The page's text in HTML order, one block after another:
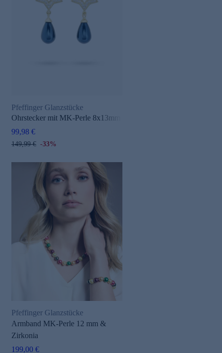
Pfeffinger Glanzstücke
Ohrstecker mit MK-Perle 8x13mm
99,98 €
149,99 € -33%
Pfeffinger Glanzstücke
Armband MK-Perle 12 mm &
Zirkonia
199,00 €